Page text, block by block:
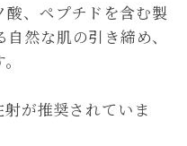
酸、ペプチドを含む製
然な肌の引き締め、
が推奨されていま